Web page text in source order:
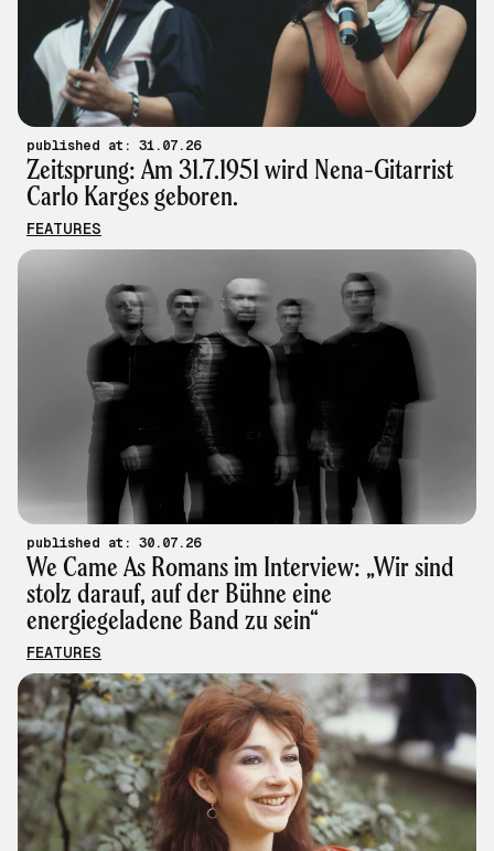
published at: 31.07.26
Zeitsprung: Am 31.7.1951 wird Nena-Gitarrist
Carlo Karges geboren.
FEATURES
published at: 30.07.26
We Came As Romans im Interview: „Wir sind
stolz darauf, auf der Bühne eine
energiegeladene Band zu sein“
FEATURES